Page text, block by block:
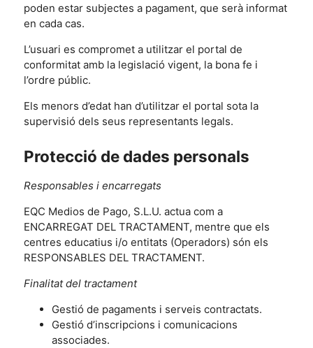
poden estar subjectes a pagament, que serà informat
en cada cas.
L’usuari es compromet a utilitzar el portal de
conformitat amb la legislació vigent, la bona fe i
l’ordre públic.
Els menors d’edat han d’utilitzar el portal sota la
supervisió dels seus representants legals.
Protecció de dades personals
Responsables i encarregats
EQC Medios de Pago, S.L.U. actua com a
ENCARREGAT DEL TRACTAMENT, mentre que els
centres educatius i/o entitats (Operadors) són els
RESPONSABLES DEL TRACTAMENT.
Finalitat del tractament
Gestió de pagaments i serveis contractats.
Gestió d’inscripcions i comunicacions
associades.